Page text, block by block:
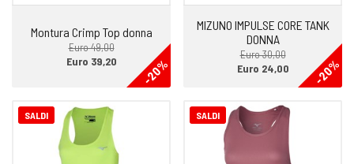
Montura Crimp Top donna
Euro 49,00
-20%
Euro 39,20
MIZUNO IMPULSE CORE TANK
DONNA
Euro 30,00
-20%
Euro 24,00
SALDI SALDI